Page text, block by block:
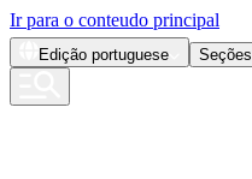
Ir para o conteudo principal
Edição portuguese Seções